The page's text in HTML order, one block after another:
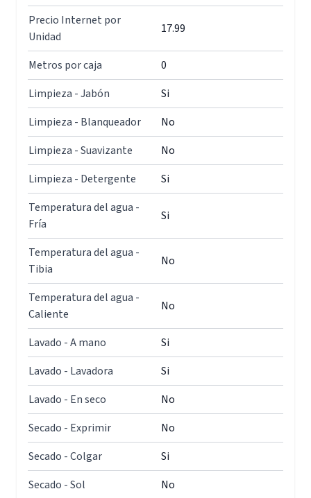
Precio Internet por
Unidad
17.99
Metros por caja
0
Limpieza - Jabón
Si
Limpieza - Blanqueador
No
Limpieza - Suavizante
No
Limpieza - Detergente
Si
Temperatura del agua -
Fría
Si
Temperatura del agua -
Tibia
No
Temperatura del agua -
Caliente
No
Lavado - A mano
Si
Lavado - Lavadora
Si
Lavado - En seco
No
Secado - Exprimir
No
Secado - Colgar
Si
Secado - Sol
No